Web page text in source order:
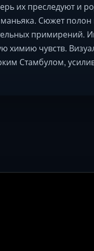
их преследуют и
Сюжет
примирений.
химию чувств.
Стамбулом,